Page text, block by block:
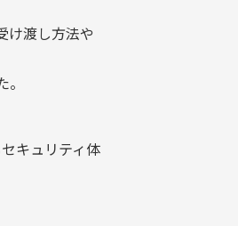
け渡し方法や
キュリティ体